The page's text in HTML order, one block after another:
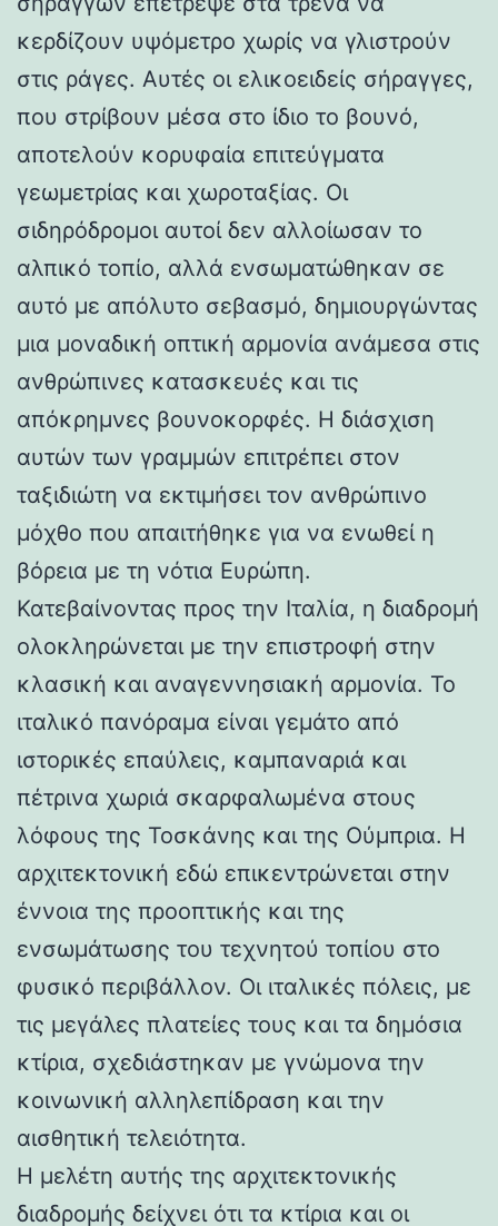
κερδίζουν υψόμετρο χωρίς να γλιστρούν
στις ράγες. Αυτές οι ελικοειδείς σήραγγες,
που στρίβουν μέσα στο ίδιο το βουνό,
αποτελούν κορυφαία επιτεύγματα
γεωμετρίας και χωροταξίας. Οι
σιδηρόδρομοι αυτοί δεν αλλοίωσαν το
αλπικό τοπίο, αλλά ενσωματώθηκαν σε
αυτό με απόλυτο σεβασμό, δημιουργώντας
μια μοναδική οπτική αρμονία ανάμεσα στις
ανθρώπινες κατασκευές και τις
απόκρημνες βουνοκορφές. Η διάσχιση
αυτών των γραμμών επιτρέπει στον
ταξιδιώτη να εκτιμήσει τον ανθρώπινο
μόχθο που απαιτήθηκε για να ενωθεί η
βόρεια με τη νότια Ευρώπη.
Κατεβαίνοντας προς την Ιταλία, η διαδρομή
ολοκληρώνεται με την επιστροφή στην
κλασική και αναγεννησιακή αρμονία. Το
ιταλικό πανόραμα είναι γεμάτο από
ιστορικές επαύλεις, καμπαναριά και
πέτρινα χωριά σκαρφαλωμένα στους
λόφους της Τοσκάνης και της Ούμπρια. Η
αρχιτεκτονική εδώ επικεντρώνεται στην
έννοια της προοπτικής και της
ενσωμάτωσης του τεχνητού τοπίου στο
φυσικό περιβάλλον. Οι ιταλικές πόλεις, με
τις μεγάλες πλατείες τους και τα δημόσια
κτίρια, σχεδιάστηκαν με γνώμονα την
κοινωνική αλληλεπίδραση και την
αισθητική τελειότητα.
Η μελέτη αυτής της αρχιτεκτονικής
διαδρομής δείχνει ότι τα κτίρια και οι